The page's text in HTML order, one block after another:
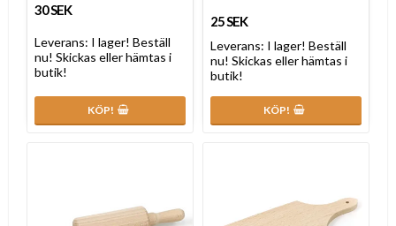
30 SEK
Leverans: I lager! Beställ
nu! Skickas eller hämtas i
butik!
KÖP!
25 SEK
Leverans: I lager! Beställ
nu! Skickas eller hämtas i
butik!
KÖP!